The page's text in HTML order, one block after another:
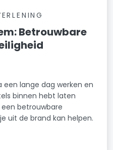
Betrouwbare
een lange dag werken en
binnen hebt laten
een betrouwbare
uit de brand kan helpen.